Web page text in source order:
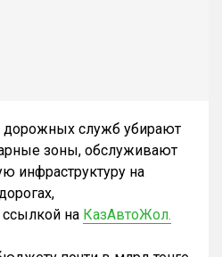
дорожных служб убирают
зоны, обслуживают
инфраструктуру на
ссылкой на КазАвтоЖол.